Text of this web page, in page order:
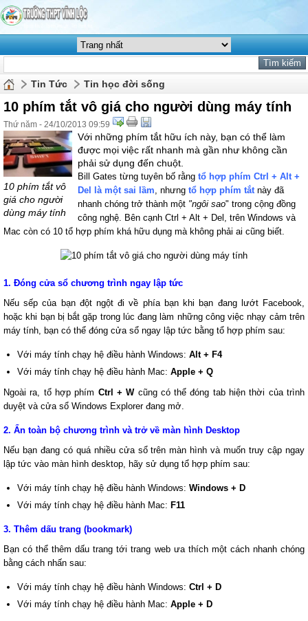
Tin Tức Tin học đời sống
10 phím tắt vô giá cho người dùng máy tính
Thứ năm - 24/10/2013 09:59
10 phím tắt vô
giá cho người
dùng máy tính
Với những phím tắt hữu ích này, bạn có thể làm
được mọi việc rất nhanh mà gần như không cần
phải sử dụng đến chuột.
Bill Gates từng tuyên bố rằng tổ hợp phím Ctrl + Alt +
Del là một sai lầm, nhưng tổ hợp phím tắtnày đã
nhanh chóng trở thành một "ngôi sao" trong cộng đồng
công nghệ. Bên cạnh Ctrl + Alt + Del, trên Windows và
Mac còn có 10 tổ hợp phím khá hữu dụng mà không phải ai cũng biết.
1. Đóng cửa sổ chương trình ngay lập tức
Nếu sếp của bạn đột ngột đi về phía bạn khi bạn đang lướt Facebook,
hoặc khi bạn bị bắt gặp trong lúc đang làm những công việc nhạy cảm trên
máy tính, bạn có thể đóng cửa sổ ngay lập tức bằng tổ hợp phím sau:
Với máy tính chạy hệ điều hành Windows: Alt + F4
Với máy tính chạy hệ điều hành Mac: Apple + Q
Ngoài ra, tổ hợp phím Ctrl + Wcũng có thể đóng tab hiện thời của trình
duyệt và cửa sổ Windows Explorer đang mở.
2. Ẩn toàn bộ chương trình và trở về màn hình Desktop
Nếu bạn đang có quá nhiều cửa sổ trên màn hình và muốn truy cập ngay
lập tức vào màn hình desktop, hãy sử dụng tổ hợp phím sau:
Với máy tính chạy hệ điều hành Windows: Windows + D
Với máy tính chạy hệ điều hành Mac: F11
3. Thêm dấu trang (bookmark)
Bạn có thể thêm dấu trang tới trang web ưa thích một cách nhanh chóng
bằng cách nhấn sau:
Với máy tính chạy hệ điều hành Windows: Ctrl + D
Với máy tính chạy hệ điều hành Mac: Apple + D